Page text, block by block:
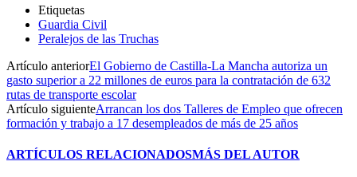
Etiquetas
Guardia Civil
Peralejos de las Truchas
Artículo anteriorEl Gobierno de Castilla-La Mancha autoriza un
gasto superior a 22 millones de euros para la contratación de 632
rutas de transporte escolar
Artículo siguienteArrancan los dos Talleres de Empleo que ofrecen
formación y trabajo a 17 desempleados de más de 25 años
ARTÍCULOS RELACIONADOSMÁS DEL AUTOR